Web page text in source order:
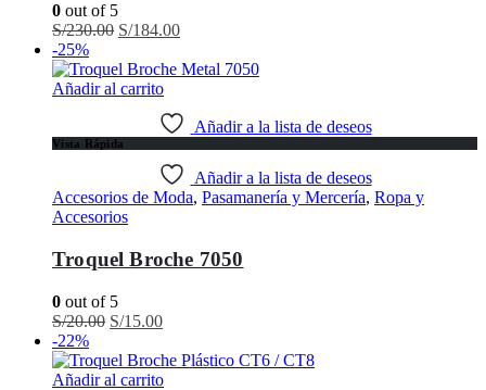
0 out of 5
S/230.00 El
original
era:
S/184.00El
actual
-25%
Añadir al carrito
Añadir a la lista de deseos
Vista Rápida
Añadir a la lista de deseos
Accesorios de Moda, Pasamanería y Mercería, Ropa y
Accesorios
Troquel Broche 7050
0 out of 5
S/20.00 El
original
era:
S/15.00El
actual
es:
-22%
Añadir al carrito